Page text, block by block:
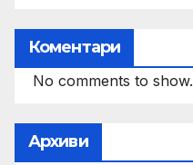
Коментари
No comments to show.
Архиви